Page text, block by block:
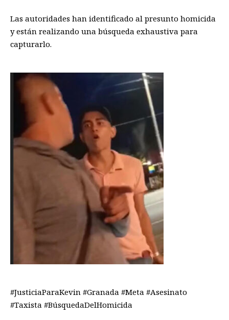
Las autoridades han identificado al presunto homicida
y están realizando una búsqueda exhaustiva para
capturarlo.
#JusticiaParaKevin #Granada #Meta #Asesinato
#Taxista #BúsquedaDelHomicida